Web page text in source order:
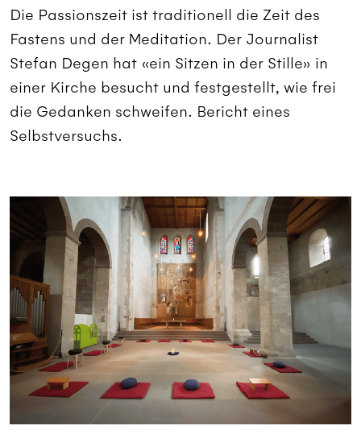
Die Passionszeit ist traditionell die Zeit des
Fastens und der Meditation. Der Journalist
Stefan Degen hat «ein Sitzen in der Stille» in
einer Kirche besucht und festgestellt, wie frei
die Gedanken schweifen. Bericht eines
Selbstversuchs.